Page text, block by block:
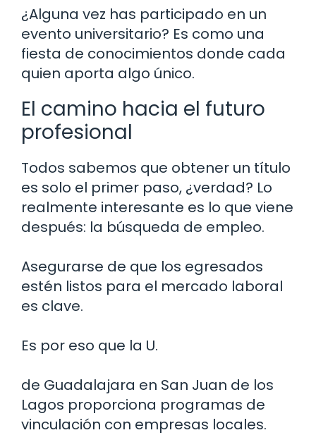
¿Alguna vez has participado en un
evento universitario? Es como una
fiesta de conocimientos donde cada
quien aporta algo único.
El camino hacia el futuro
profesional
Todos sabemos que obtener un título
es solo el primer paso, ¿verdad? Lo
realmente interesante es lo que viene
después: la búsqueda de empleo.
Asegurarse de que los egresados
estén listos para el mercado laboral
es clave.
Es por eso que la U.
de Guadalajara en San Juan de los
Lagos proporciona programas de
vinculación con empresas locales.